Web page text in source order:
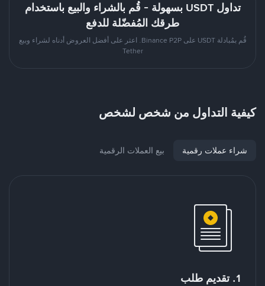
تداول USDT بسهولة - قُم بالشراء والبيع باستخدام
طرقك المُفضّلة للدفع
قُم بمُبادلة USDT على Binance P2P. اعثر على أفضل العروض أدناه لشراء وبيع
Tether
كيفية التداول من شخص لشخص
شراء عملات رقمية بيع العملات الرقمية
1. تقديم طلب